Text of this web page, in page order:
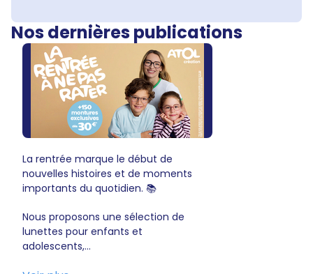
Nos dernières publications
La rentrée marque le début de
nouvelles histoires et de moments
importants du quotidien. 📚
Nous proposons une sélection de
lunettes pour enfants et
adolescents,...